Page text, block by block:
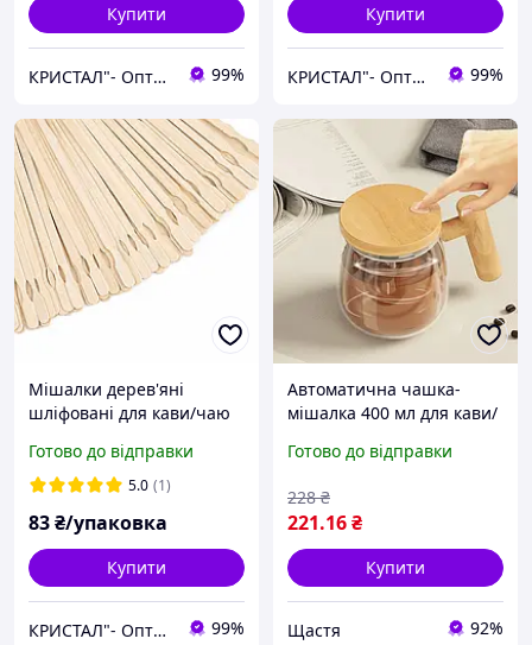
Купити
КРИСТАЛ"- Оптова та розрібна торгівля одноразовим посудом,товарами санітарно-побутового призначення 99%
Купити
КРИСТАЛ"- Оптова та розрібна торгівля одноразовим посудом,товарами санітарно-побутового призначення 99%
Мішалки дерев'яні
шліфовані для кави/чаю
мішок)
Готово до відправки
5.0 (1)
83₴/упаковка
Купити
КРИСТАЛ"- Оптова та розрібна торгівля одноразовим посудом,товарами санітарно-побутового призначення 99%
Автоматична чашка-
мішалка 400 мл для кави/
дерев'яною ручною ДТ
Готово до відправки
221.16₴
228 ₴
Купити
Щастя 92%